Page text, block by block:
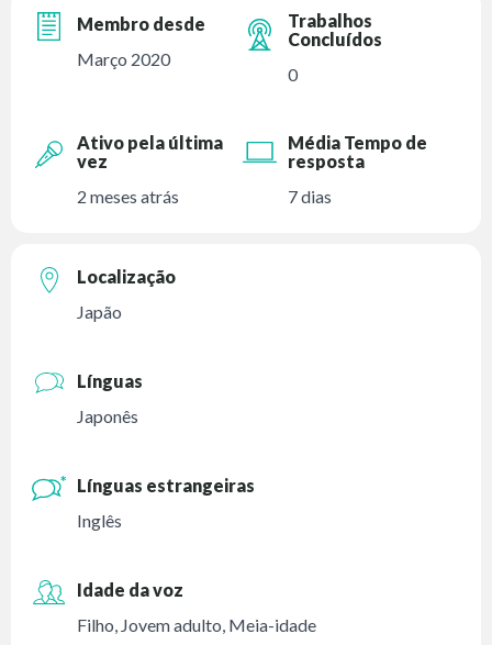
Membro desde
Março 2020
Trabalhos
Concluídos
0
Ativo pela última
vez
2 meses atrás
Média Tempo de
resposta
7 dias
Localização
Japão
Línguas
Japonês
Línguas estrangeiras
Inglês
Idade da voz
Filho, Jovem adulto, Meia-idade